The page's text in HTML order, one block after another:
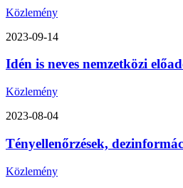
Közlemény
2023-09-14
Idén is neves nemzetközi
Közlemény
2023-08-04
Tényellenőrzések,
Közlemény